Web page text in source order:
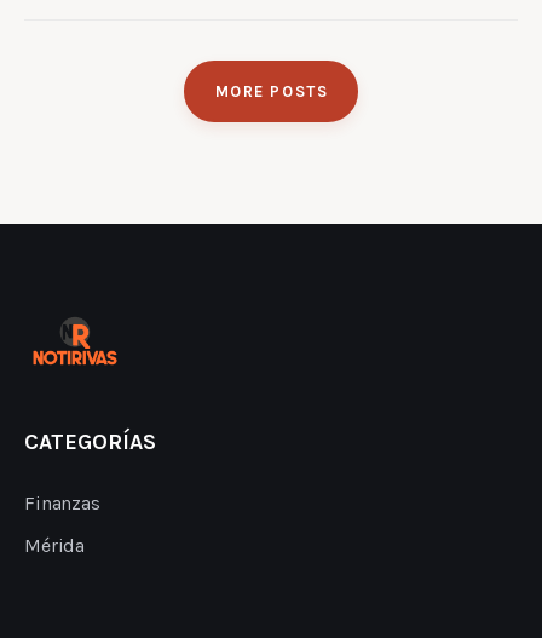
MORE POSTS
CATEGORÍAS
Finanzas
Mérida